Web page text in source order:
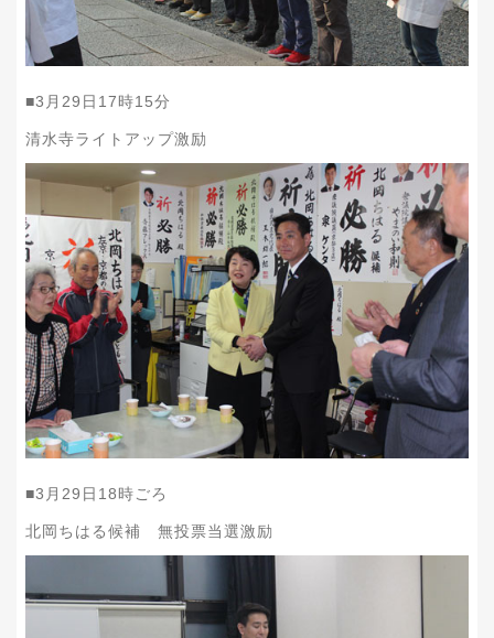
■3 月 29 日 17時15分
清水寺ライトアップ激励
■3 月 29 日 18時ごろ
北岡ちはる候補 無投票当選激励